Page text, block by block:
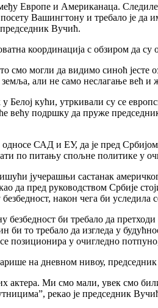
Европе и Американаца.
Вашингтону и требало је да
Вучић.
координација с обзиром да
смо могли да видимо синоћ
али не само неслагање
Белој кући, утркивали су се
већу подршку да пруже
САД и ЕУ, да је пред
по питању спољне политике у
јучерашњи састанак
пред руководством Србије
безбедност, након чега би
безбедност би требало да
би то требало да изгледа у
позиционира у очигледно
на дневном нивоу,
актера. Ми смо мали, увек смо
рекао је председник